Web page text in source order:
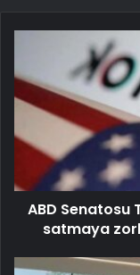
ABD Senatosu
satmaya